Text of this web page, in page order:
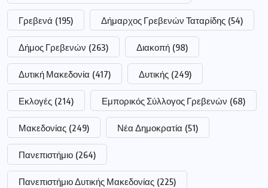
Γρεβενά (195) Δήμαρχος Γρεβενών Ταταρίδης (54)
Δήμος Γρεβενών (263) Διακοπή (98)
Δυτική Μακεδονία (417) Δυτικής (249)
Εκλογές (214) Εμπορικός Σύλλογος Γρεβενών (68)
Μακεδονίας (249) Νέα Δημοκρατία (51)
Πανεπιστήμιο (264)
Πανεπιστήμιο Δυτικής Μακεδονίας (225)